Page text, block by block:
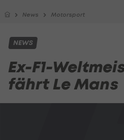
News Motorsport
NEWS
Ex-F1-
fährt Le Mans